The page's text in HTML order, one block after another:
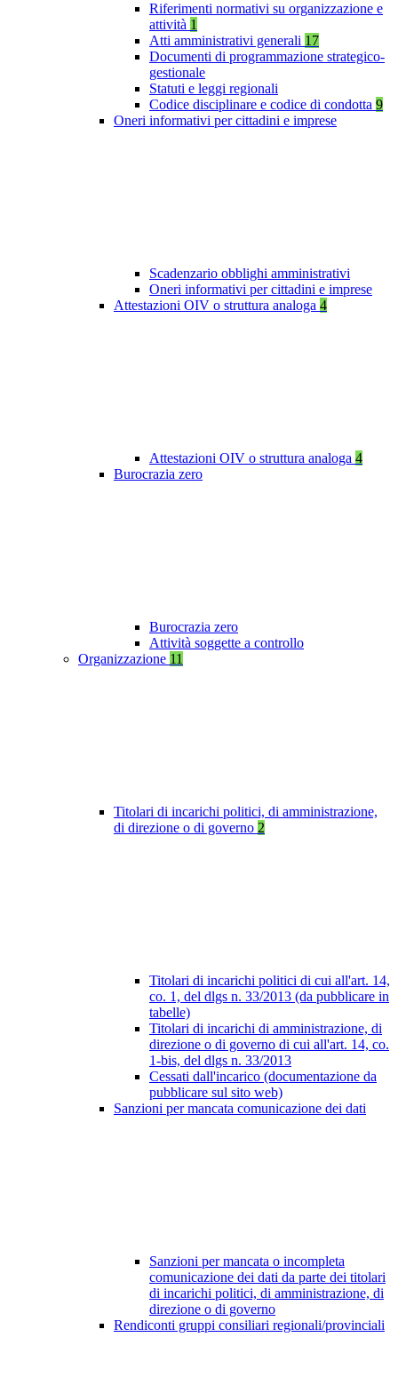
Riferimenti normativi su organizzazione e
attività 1
Atti amministrativi generali 17
Documenti di programmazione strategico-
gestionale
Statuti e leggi regionali
Codice disciplinare e codice di condotta 9
Oneri informativi per cittadini e imprese
Scadenzario obblighi amministrativi
Oneri informativi per cittadini e imprese
Attestazioni OIV o struttura analoga 4
Attestazioni OIV o struttura analoga 4
Burocrazia zero
Burocrazia zero
Attività soggette a controllo
Organizzazione 11
Titolari di incarichi politici, di amministrazione,
di direzione o di governo 2
Titolari di incarichi politici di cui all'art. 14,
co. 1, del dlgs n. 33/2013 (da pubblicare in
tabelle)
Titolari di incarichi di amministrazione, di
direzione o di governo di cui all'art. 14, co.
1-bis, del dlgs n. 33/2013
Cessati dall'incarico (documentazione da
pubblicare sul sito web)
Sanzioni per mancata comunicazione dei dati
Sanzioni per mancata o incompleta
comunicazione dei dati da parte dei titolari
di incarichi politici, di amministrazione, di
direzione o di governo
Rendiconti gruppi consiliari regionali/provinciali